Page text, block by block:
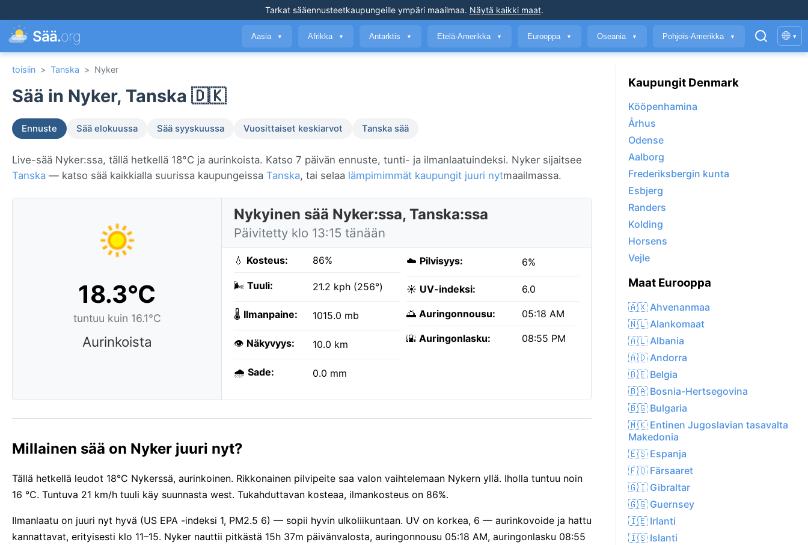
Tarkat sääennusteetkaupungeille ympäri maailmaa. Näytä kaikki maat.
Sää.org Aasia ▼ Afrikka ▼ Antarktis ▼ Etelä-Amerikka ▼ Eurooppa ▼ Oseania ▼ Pohjois-Amerikka ▼ 🌐 ▾
toisiin > Tanska > Nyker
Sää in Nyker, Tanska 🇩🇰
Ennuste Sää elokuussa Sää syyskuussa Vuosittaiset keskiarvot Tanska sää
Live-sää Nyker:ssa, tällä hetkellä 18°C ja aurinkoista. Katso 7 päivän ennuste, tunti- ja ilmanlaatuindeksi. Nyker sijaitsee
Tanska — katso sää kaikkialla suurissa kaupungeissa Tanska, tai selaa lämpimimmät kaupungit juuri nytmaailmassa.
18.3°C
tuntuu kuin 16.1°C
Aurinkoista
Nykyinen sää Nyker:ssa, Tanska:ssa
Päivitetty klo 13:15 tänään
💧 Kosteus: 86%
🌬️ Tuuli: 21.2 kph (256°)
🌡️ Ilmanpaine: 1015.0 mb
👁️ Näkyvyys: 10.0 km
🌧️ Sade: 0.0 mm
☁️ Pilvisyys: 6%
☀️ UV-indeksi: 6.0
🌅 Auringonnousu: 05:18 AM
🌇 Auringonlasku: 08:55 PM
Millainen sää on Nyker juuri nyt?
Tällä hetkellä leudot 18°C Nykerssä, aurinkoinen. Rikkonainen pilvipeite saa valon vaihtelemaan Nykern yllä. Iholla tuntuu noin
16 °C. Tuntuva 21 km/h tuuli käy suunnasta west. Tukahduttavan kosteaa, ilmankosteus on 86%.
Ilmanlaatu on juuri nyt hyvä (US EPA -indeksi 1, PM2.5 6) — sopii hyvin ulkoliikuntaan. UV on korkea, 6 — aurinkovoide ja hattu
kannattavat, erityisesti klo 11–15. Nyker nauttii pitkästä 15h 37m päivänvalosta, auringonnousu 05:18 AM, auringonlasku 08:55
Kaupungit Denmark
Kööpenhamina
Århus
Odense
Aalborg
Frederiksbergin kunta
Esbjerg
Randers
Kolding
Horsens
Vejle
Maat Eurooppa
🇦🇽 Ahvenanmaa
🇳🇱 Alankomaat
🇦🇱 Albania
🇦🇩 Andorra
🇧🇪 Belgia
🇧🇦 Bosnia-Hertsegovina
🇧🇬 Bulgaria
🇲🇰 Entinen Jugoslavian tasavalta
Makedonia
🇪🇸 Espanja
🇫🇴 Färsaaret
🇬🇮 Gibraltar
🇬🇬 Guernsey
🇮🇪 Irlanti
🇮🇸 Islanti